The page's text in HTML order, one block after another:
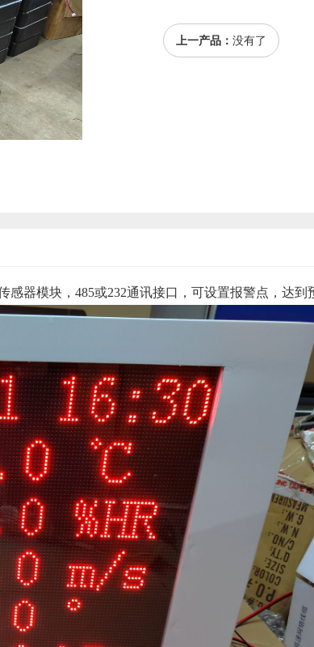
上一产品： 没有了
感器模块，485或232通讯接口，可设置报警点，达到